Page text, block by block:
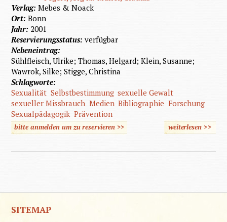
Verlag:Mebes & Noack
Ort:Bonn
Jahr: 2001
Reservierungsstatus:verfügbar
Nebeneintrag:
Sühlfleisch, Ulrike; Thomas, Helgard; Klein, Susanne;
Wawrok, Silke; Stigge, Christina
Schlagworte:
Sexualität Selbstbestimmung sexuelle Gewalt
sexueller Missbrauch Medien Bibliographie Forschung
Sexualpädagogik Prävention
bitte anmelden um zu reservieren >> weiterlesen
über
>>
SITEMAP